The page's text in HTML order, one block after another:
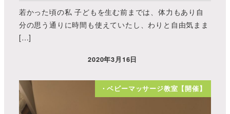
若かった頃の私 子どもを生む前までは、体力もあり自
分の思う通りに時間も使えていたし、わりと自由気まま
[…]
2020年3月16日
・ベビーマッサージ教室【開催】